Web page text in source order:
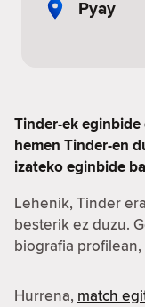
Pyay
Tinder-ek
hemen Tinder-en
izateko eginbide
Lehenik, Tinder
besterik ez duzu.
biografia
Hurrena, match